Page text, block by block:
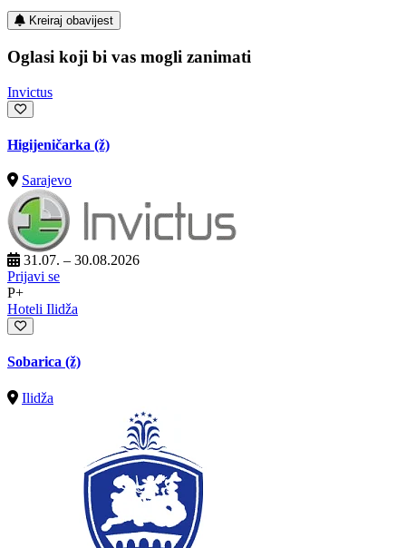
Kreiraj obavijest
Oglasi koji bi vas mogli zanimati
Invictus
Higijeničarka (ž)
Sarajevo
31.07. – 30.08.2026
Prijavi se
P+
Hoteli Ilidža
Sobarica (ž)
Ilidža